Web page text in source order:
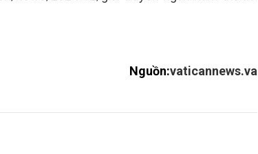
Nguồn:vaticannews.va